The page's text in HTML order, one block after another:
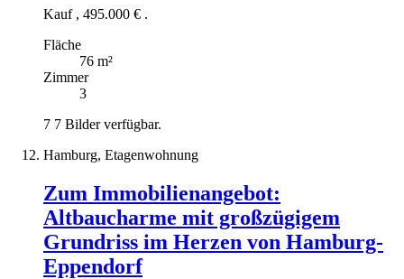
Kauf , 495.000 € .
Fläche
76 m²
Zimmer
3
7 7 Bilder verfügbar.
Hamburg, Etagenwohnung
Zum Immobilienangebot:
Altbaucharme mit großzügigem
Grundriss im Herzen von Hamburg-
Eppendorf